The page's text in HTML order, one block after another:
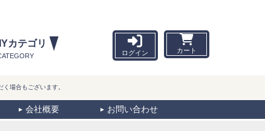
カテゴリ
ログイン カート
場合もございます。
会社概要 お問い合わせ